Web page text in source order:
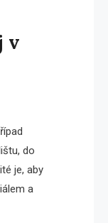
v
do
je, aby
a